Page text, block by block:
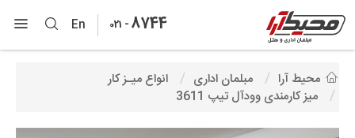
En 021 -8744
محیط آرا مبلمان اداری
انواع میـز کار
میز کارمندی وودآل تیپ 3611